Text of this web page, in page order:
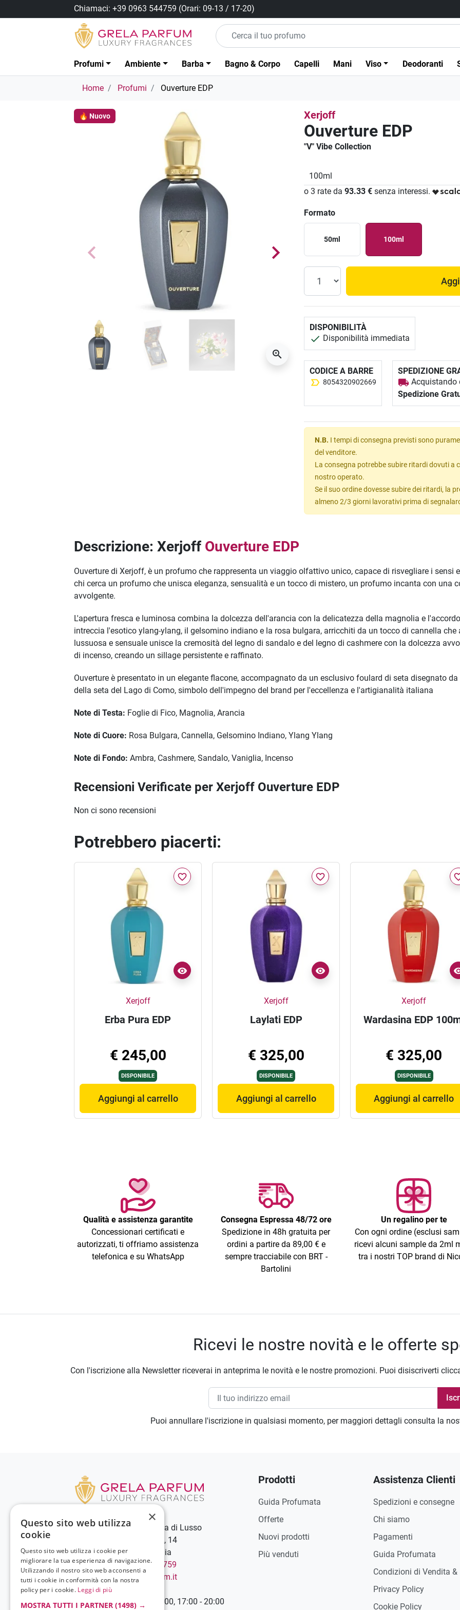
Chiamaci:+39 0963 544759 (Orari: 09-13 / 17-20)
Profumi Ambiente Barba Bagno & Corpo Capelli Mani Viso Deodoranti
Home Profumi Ouverture EDP
🔥 Nuovo Xerjoff
Ouverture EDP
"V" Vibe Collection
100ml
o 3 rate da93.33 € senza interessi.
Formato
50ml 100ml
DISPONIBILITÀ
Disponibilità immediata
CODICE A BARRE
8054320902669
SPEDIZIONE
Acquistando
Spedizione
N.B. I tempi di consegna previsti sono
del venditore.
La consegna potrebbe subire ritardi dovuti a
nostro operato.
Se il suo ordine dovesse subire dei ritardi, la
almeno 2/3 giorni lavorativi prima di
Descrizione: Xerjoff Ouverture EDP
Ouverture di Xerjoff, è un profumo che rappresenta un viaggio olfattivo unico, capace di risvegliare i sensi
chi cerca un profumo che unisca eleganza, sensualità e un tocco di mistero, un profumo incanta con una
avvolgente.
L'apertura fresca e luminosa combina la dolcezza dell'arancia con la delicatezza della magnolia e
intreccia l'esotico ylang-ylang, il gelsomino indiano e la rosa bulgara, arricchiti da un tocco di cannella
lussuosa e sensuale unisce la cremosità del legno di sandalo e del legno di cashmere con la dolcezza
di incenso, creando un sillage persistente e raffinato.
Ouverture è presentato in un elegante flacone, accompagnato da un esclusivo foulard di seta disegnato
della seta del Lago di Como, simbolo dell'impegno del brand per l'eccellenza e l'artigianalità italiana
Note di Testa: Foglie di Fico, Magnolia, Arancia
Note di Cuore: Rosa Bulgara, Cannella, Gelsomino Indiano, Ylang Ylang
Note di Fondo: Ambra, Cashmere, Sandalo, Vaniglia, Incenso
Recensioni Verificate per Xerjoff Ouverture EDP
Non ci sono recensioni
Potrebbero piacerti:
favorite_border
Xerjoff
Erba Pura EDP
€ 245,00
DISPONIBILE
Aggiungi al carrello
favorite_border
Xerjoff
Laylati EDP
€ 325,00
DISPONIBILE
Aggiungi al carrello
Xerjoff
Wardasina EDP
€ 325,00
DISPONIBILE
Aggiungi al carrello
Qualità e assistenza garantite
Concessionari certificati e
autorizzati, ti offriamo assistenza
telefonica e su WhatsApp
Consegna Espressa 48/72 ore
Spedizione in 48h gratuita per
ordini a partire da 89,00 € e
sempre tracciabile con BRT -
Bartolini
Un regalino per te
Con ogni ordine (esclusi
ricevi alcuni sample da 2ml
tra i nostri TOP brand di
Ricevi le nostre novità e le offerte
Con l'iscrizione alla Newsletter riceverai in anteprima le novità e le nostre promozioni. Puoi disiscriverti
Puoi annullare l'iscrizione in qualsiasi momento, per maggiori dettagli consulta la
Grela Parfum - Profumeria di Lusso
C.so Vittorio Emanuele III, 14
89900 Vibo Valentia - Italia
Chiamaci: +39 0963 544759
Scrivici:info@grelaparfum.it
Orari
Lunedì-Sabato: 9:00 - 13:00, 17:00 - 20:00
Prodotti
Guida Profumata
Offerte
Nuovi prodotti
Più venduti
Assistenza Clienti
Spedizioni e consegne
Chi siamo
Pagamenti
Guida Profumata
Condizioni di Vendita &
Privacy Policy
Cookie Policy
×
Questo sito web utilizza
cookie
Questo sito web utilizza i cookie per
migliorare la tua esperienza di navigazione.
Utilizzando il nostro sito web acconsenti a
tutti i cookie in conformità con la nostra
policy per i cookie. Leggi di più
MOSTRA TUTTI I PARTNER (1498) →